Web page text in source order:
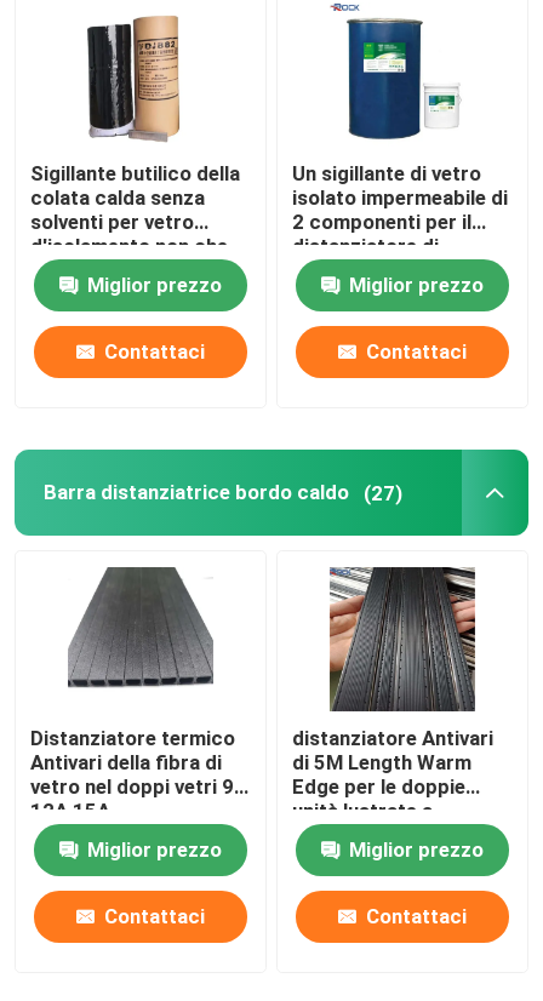
accessori in vetro intarsiato
Altri accessori in vetro
Chiodo di espansione
Vetro macchiato architettonico
Sigillante butilico della
colata calda senza
solventi per vetro
d'isolamento non che
annebbia
Miglior prezzo
Contattaci
Un sigillante di vetro
isolato impermeabile di
2 componenti per il
distanziatore di
alluminio Antivari
Miglior prezzo
Contattaci
Barra distanziatrice bordo caldo (27)
Distanziatore termico
Antivari della fibra di
vetro nel doppi vetri 9A
12A 15A
Miglior prezzo
Contattaci
distanziatore Antivari
di 5M Length Warm
Edge per le doppie
unità lustrate a
grandezza naturale
Miglior prezzo
Contattaci